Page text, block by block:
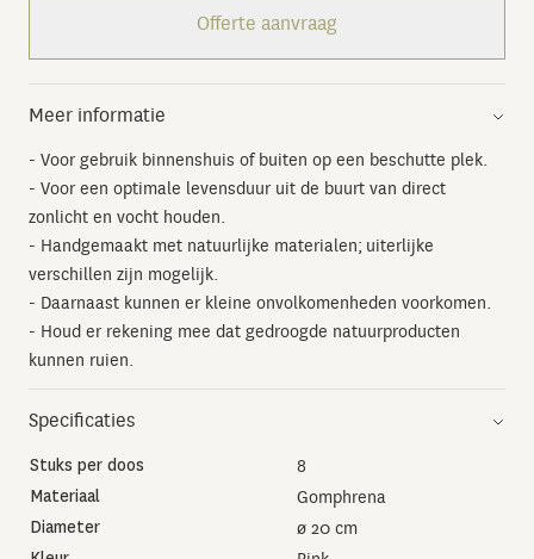
Offerte aanvraag
Meer informatie
- Voor gebruik binnenshuis of buiten op een beschutte plek.
- Voor een optimale levensduur uit de buurt van direct
zonlicht en vocht houden.
- Handgemaakt met natuurlijke materialen; uiterlijke
verschillen zijn mogelijk.
- Daarnaast kunnen er kleine onvolkomenheden voorkomen.
- Houd er rekening mee dat gedroogde natuurproducten
kunnen ruien.
Specificaties
Stuks per doos 8
Materiaal Gomphrena
Diameter ø 20 cm